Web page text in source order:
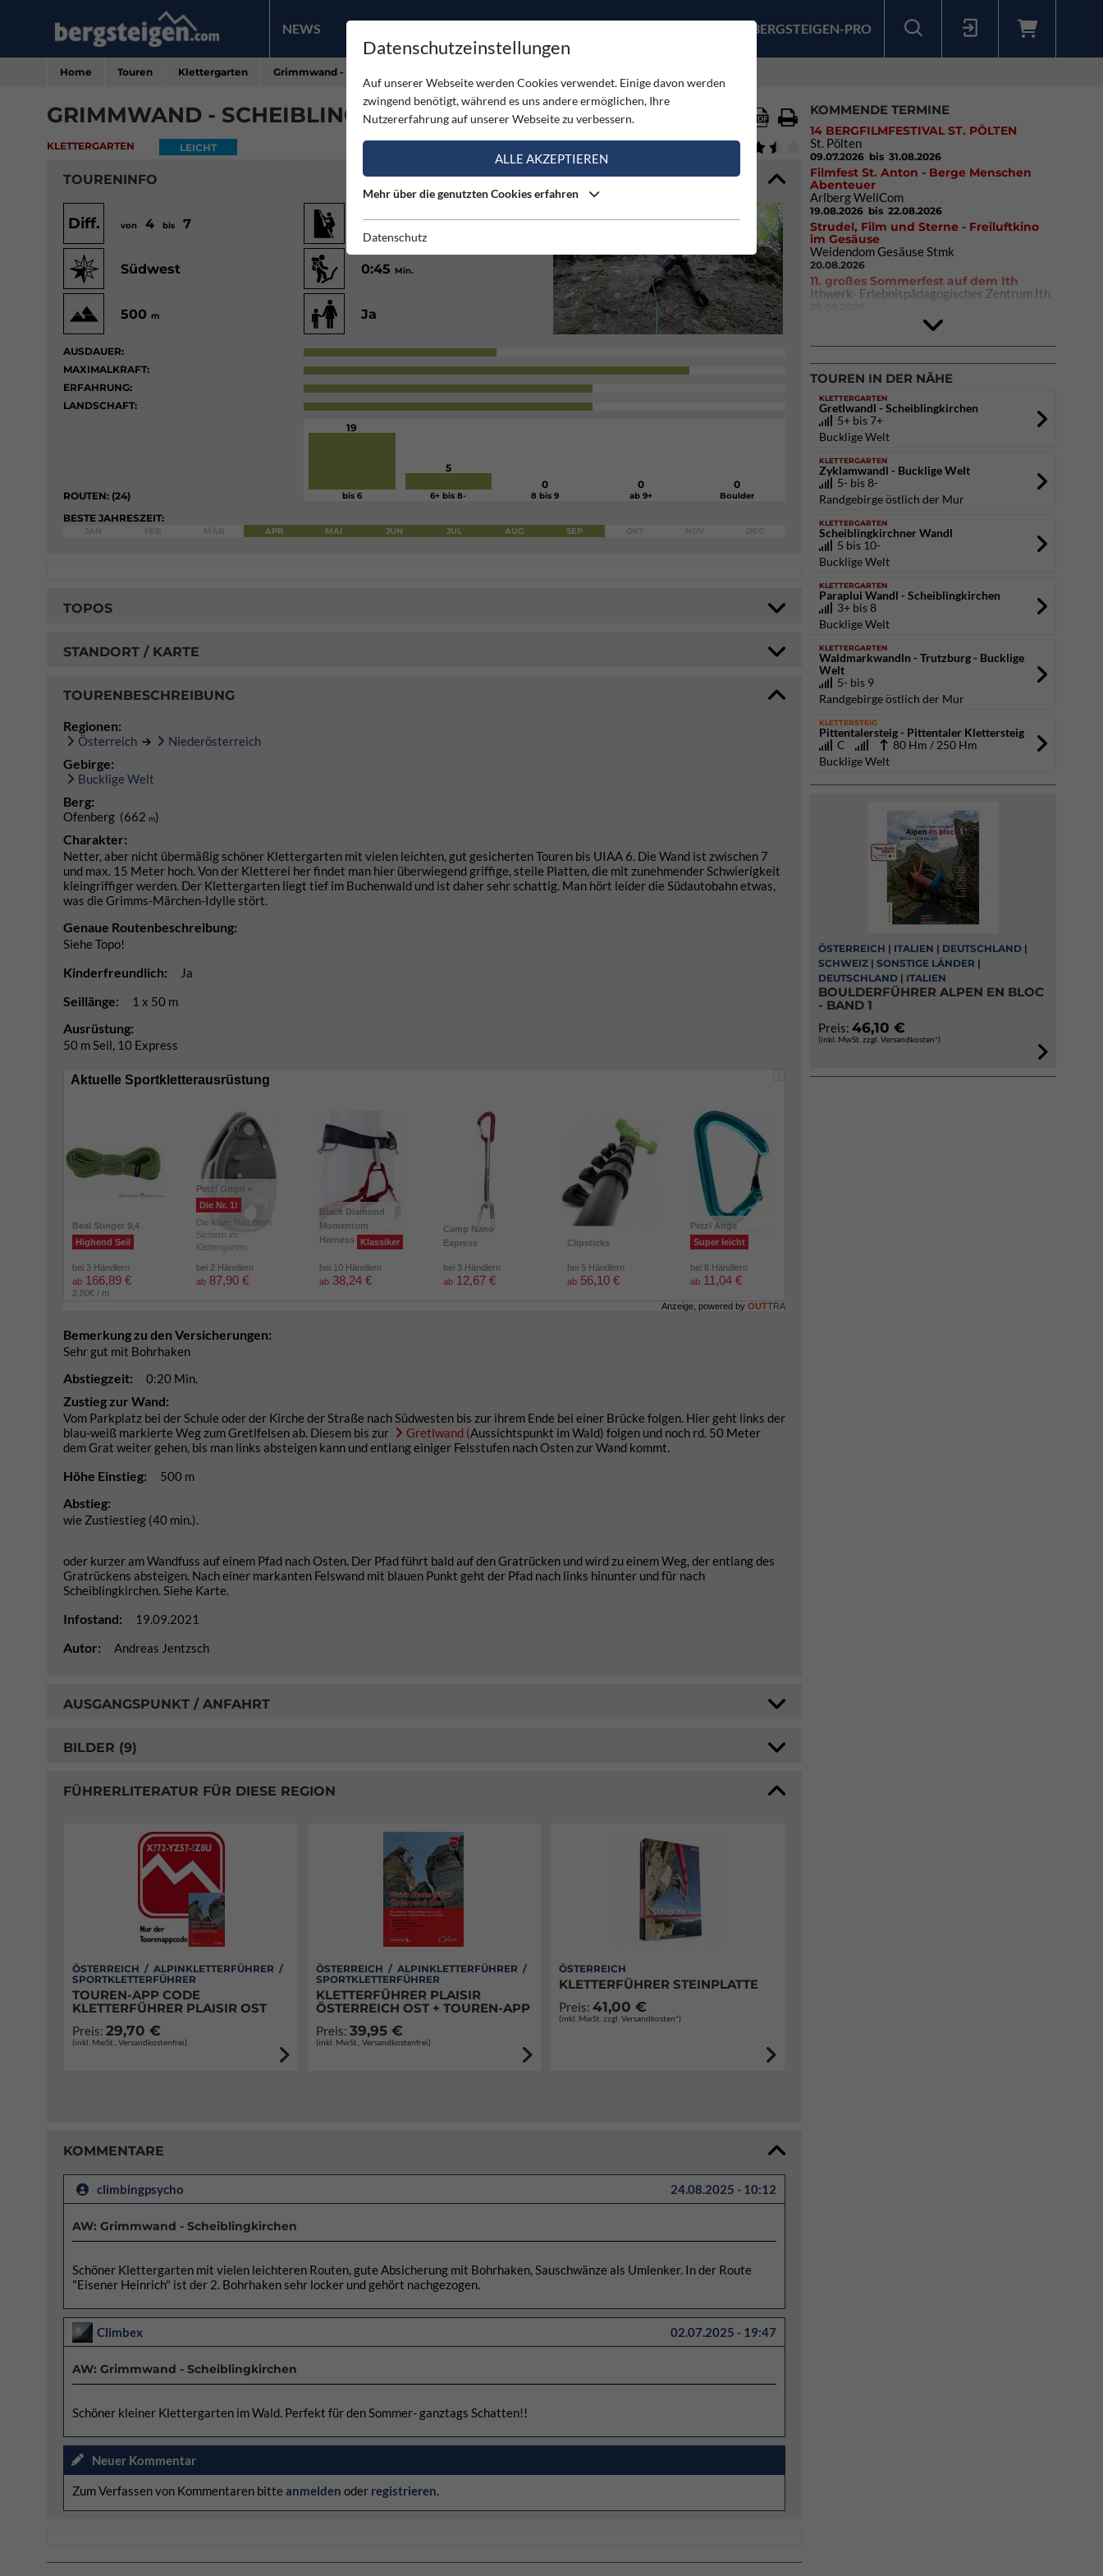
NEWS PRODUKTE BERGSTEIGEN-PRO
Home Touren Klettergarten Grimmwand - Scheiblingkirchen
GRIMMWAND - SCHEIBLINGKIRCHEN
KLETTERGARTEN LEICHT
TOURENINFO
Diff. von 4bis 7 7 20
Südwest 0:45 Min.
500m Ja
AUSDAUER:
MAXIMALKRAFT:
ERFAHRUNG:
LANDSCHAFT:
ROUTEN: (24)
19
bis 6
5
6+ bis 8-
0
8 bis 9
0
ab 9+
0
Boulder
BESTE JAHRESZEIT:
APR MAI JUN JUL AUG SEP
TOPOS
STANDORT / KARTE
TOURENBESCHREIBUNG
Regionen:
Österreich Niederösterreich
Gebirge:
Bucklige Welt
Berg:
Ofenberg (662 m)
Charakter:
Netter, aber nicht übermäßig schöner Klettergarten mit vielen leichten, gut gesicherten Touren bis UIAA 6. Die Wand ist zwischen 7
und max. 15 Meter hoch. Von der Kletterei her findet man hier überwiegend griffige, steile Platten, die mit zunehmender Schwierigkeit
kleingriffiger werden. Der Klettergarten liegt tief im Buchenwald und ist daher sehr schattig. Man hört leider die Südautobahn etwas,
was die Grimms-Märchen-Idylle stört.
Genaue Routenbeschreibung:
Siehe Topo!
Kinderfreundlich: Ja
Seillänge: 1 x 50 m
Ausrüstung:
50 m Seil, 10 Express
i
Aktuelle Sportkletterausrüstung
Beal Stinger 9,4
Highend Seil
bei 3 Händlern
ab 166,89 €
2.80€ / m
Petzl Grigri +
Die Nr. 1!
Die klare No1 beim
Sichern im
Klettergarten
bei 2 Händlern
ab 87,90 €
Black Diamond
Momentum
Harness
Klassiker
bei 10 Händlern
ab 38,24 €
Camp Nano
Express
bei 3 Händlern
ab 12,67 €
Clipsticks
bei 5 Händlern
ab 56,10 €
Petzl Ange
Super leicht
bei 8 Händlern
ab 11,04 €
Anzeige, powered by OUTTRA
Bemerkung zu den Versicherungen:
Sehr gut mit Bohrhaken
Abstiegzeit: 0:20 Min.
Zustieg zur Wand:
Vom Parkplatz bei der Schule oder der Kirche der Straße nach Südwesten bis zur ihrem Ende bei einer Brücke folgen. Hier geht links der
blau-weiß markierte Weg zum Gretlfelsen ab. Diesem bis zur
Gretlwand (Aussichtspunkt im Wald) folgen und noch rd. 50 Meter
dem Grat weiter gehen, bis man links absteigen kann und entlang einiger Felsstufen nach Osten zur Wand kommt.
Höhe Einstieg: 500 m
Abstieg:
wie Zustiestieg (40 min.).
oder kurzer am Wandfuss auf einem Pfad nach Osten. Der Pfad führt bald auf den Gratrücken und wird zu einem Weg, der entlang des
Gratrückens absteigen. Nach einer markanten Felswand mit blauen Punkt geht der Pfad nach links hinunter und für nach
Scheiblingkirchen. Siehe Karte.
Infostand: 19.09.2021
Autor: Andreas Jentzsch
AUSGANGSPUNKT / ANFAHRT
BILDER (9)
FÜHRERLITERATUR FÜR DIESE REGION
ÖSTERREICH / ALPINKLETTERFÜHRER /
SPORTKLETTERFÜHRER
TOUREN-APP CODE
KLETTERFÜHRER PLAISIR OST
Preis: 29,70 €
(inkl. MwSt., Versandkostenfrei)
ÖSTERREICH / ALPINKLETTERFÜHRER /
SPORTKLETTERFÜHRER
KLETTERFÜHRER PLAISIR
ÖSTERREICH OST + TOUREN-APP
Preis: 39,95 €
(inkl. MwSt., Versandkostenfrei)
ÖSTERREICH
KLETTERFÜHRER STEINPLATTE
Preis:41,00 €
(inkl. MwSt. zzgl. Versandkosten*)
KOMMENTARE
climbingpsycho 24.08.2025 - 10:12
AW: Grimmwand - Scheiblingkirchen
Schöner Klettergarten mit vielen leichteren Routen, gute Absicherung mit Bohrhaken, Sauschwänze als Umlenker. In der Route
"Eisener Heinrich" ist der 2. Bohrhaken sehr locker und gehört nachgezogen.
Climbex 02.07.2025 - 19:47
AW: Grimmwand - Scheiblingkirchen
Schöner kleiner Klettergarten im Wald. Perfekt für den Sommer- ganztags Schatten!!
Neuer Kommentar
Zum Verfassen von Kommentaren bitte anmelden oder registrieren.
KOMMENDE TERMINE
14 BERGFILMFESTIVAL ST. PÖLTEN
St. Pölten
09.07.2026 bis 31.08.2026
Filmfest St. Anton - Berge Menschen
Abenteuer
Arlberg WellCom
19.08.2026 bis 22.08.2026
Strudel, Film und Sterne - Freiluftkino
im Gesäuse
Weidendom Gesäuse Stmk
20.08.2026
11. großes Sommerfest auf dem Ith
Ithwerk- Erlebnispädagogisches Zentrum Ith
DAV Kletter- & Boulderzentrum München
Süd (Thalkirchen)
TOUREN IN DER NÄHE
KLETTERGARTEN
Gretlwandl - Scheiblingkirchen
5+ bis 7+
Bucklige Welt
KLETTERGARTEN
Zyklamwandl - Bucklige Welt
5- bis 8-
Randgebirge östlich der Mur
KLETTERGARTEN
Scheiblingkirchner Wandl
5 bis 10-
Bucklige Welt
KLETTERGARTEN
Paraplui Wandl - Scheiblingkirchen
3+ bis 8
Bucklige Welt
KLETTERGARTEN
Waldmarkwandln - Trutzburg - Bucklige
Welt
5- bis 9
Randgebirge östlich der Mur
KLETTERSTEIG
Pittentalersteig - Pittentaler Klettersteig
C
80 Hm / 250 Hm
Bucklige Welt
ÖSTERREICH | ITALIEN | DEUTSCHLAND |
SCHWEIZ | SONSTIGE LÄNDER |
DEUTSCHLAND | ITALIEN
BOULDERFÜHRER ALPEN EN BLOC
- BAND 1
Preis: 46,10 €
(inkl. MwSt. zzgl. Versandkosten*)
Datenschutzeinstellungen
Auf unserer Webseite werden Cookies verwendet. Einige davon werden
zwingend benötigt, während es uns andere ermöglichen, Ihre
Nutzererfahrung auf unserer Webseite zu verbessern.
ALLE AKZEPTIEREN
Mehr über die genutzten Cookies erfahren
Datenschutz